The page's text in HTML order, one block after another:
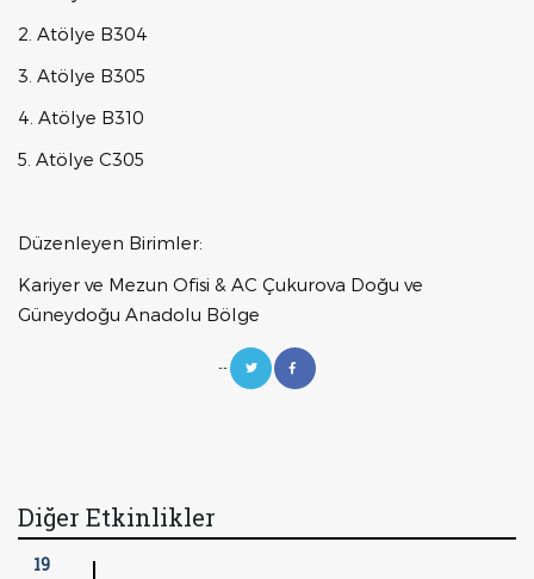
2. Atölye B304
3. Atölye B305
4. Atölye B310
5. Atölye C305
Düzenleyen Birimler:
Kariyer ve Mezun Ofisi & AC Çukurova Doğu ve
Güneydoğu Anadolu Bölge
--
Diğer Etkinlikler
19